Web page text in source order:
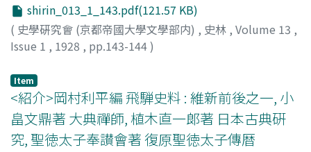
shirin_013_1_143.pdf(121.57 KB)
( 史學硏究會 (京都帝國大學文學部内) , 史林 , Volume 13 ,
Issue 1 , 1928 , pp.143-144)
Item
<紹介>岡村利平編 飛騨史料 : 維新前後之一, 小
畠文鼎著 大典禪師, 植木直一郞著 日本古典硏
究, 聖徳太子奉讃會著 復原聖徳太子傳暦